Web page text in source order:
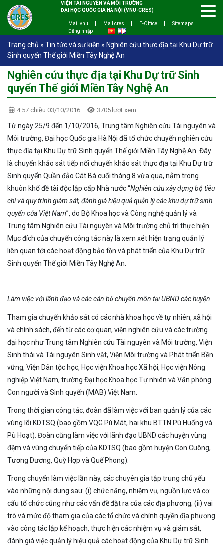
VIỆN TÀI NGUYÊN VÀ MÔI TRƯỜNG
ĐẠI HỌC QUỐC GIA HÀ NỘI (VNU-CRES)
Mail vnu Mail cres E-Office
Sitemaps
Đăng nhập
Trang chủ » Tin tức và sự kiện » Nghiên cứu thực địa tại Khu Dự trữ
Sinh quyển Thế giới Miền Tây Nghệ An
Nghiên cứu thực địa tại Khu Dự trữ Sinh
quyển Thế giới Miền Tây Nghệ An
4:57 chiều 03/10/2016 3705 lượt xem
Từ ngày 25/9 đến 1/10/2016, Trung tâm Nghiên cứu Tài nguyên và
Môi trường, Đại học Quốc gia Hà Nội đã tổ chức chuyến nghiên cứu
thực địa tại Khu Dự trữ Sinh quyển Thế giới Miền Tây Nghệ An. Đây
là chuyến khảo sát tiếp nối chuyến khảo sát thực địa tại Khu Dự trữ
Sinh quyển Quần đảo Cát Bà cuối tháng 8 vừa qua, nằm trong
khuôn khổ đề tài độc lập cấp Nhà nước “Nghiên cứu xây dựng bộ tiêu
chí và quy trình giám sát, đánh giá hiệu quả quản lý các khu dự trữ sinh
quyển của Việt Nam”, do Bộ Khoa học và Công nghệ quản lý và
Trung tâm Nghiên cứu Tài nguyên và Môi trường chủ trì thực hiện.
Mục đích của chuyến công tác này là xem xét hiện trạng quản lý
liên quan tới các hoạt động bảo tồn và phát triển của Khu Dự trữ
Sinh quyển Thế giới Miền Tây Nghệ An.
Làm việc với lãnh đạo và các cán bộ chuyên môn tại UBND các huyện
Tham gia chuyến khảo sát có các nhà khoa học về tự nhiên, xã hội
và chính sách, đến từ các cơ quan, viện nghiên cứu và các trường
đại học như Trung tâm Nghiên cứu Tài nguyên và Môi trường, Viện
Sinh thái và Tài nguyên Sinh vật, Viện Môi trường và Phát triển Bền
vững, Viện Dân tộc học, Học viện Khoa học Xã hội, Học viện Nông
nghiệp Việt Nam, trường Đại học Khoa học Tự nhiên và Văn phòng
Con người và Sinh quyển (MAB) Việt Nam.
Trong thời gian công tác, đoàn đã làm việc với ban quản lý của các
vùng lõi KDTSQ (bao gồm VQG Pù Mát, hai khu BTTN Pù Huống và
Pù Hoạt). Đoàn cũng làm việc với lãnh đạo UBND các huyện vùng
đệm và vùng chuyển tiếp của KDTSQ (bao gồm huyện Con Cuông,
Tương Dương, Quỳ Hợp và Quế Phong).
Trong chuyến làm việc lần này, các chuyên gia tập trung chủ yếu
vào những nội dung sau: (i) chức năng, nhiệm vụ, nguồn lực và cơ
cấu tổ chức cũng như các vấn đề đặt ra của các địa phương; (ii) vai
trò và mức độ tham gia của các tổ chức và chính quyền địa phương
vào công tác lập kế hoạch, thực hiện các nhiệm vụ và giám sát,
đánh giá việc quản lý hiệu quả các hoạt động của Khu Dự trữ Sinh